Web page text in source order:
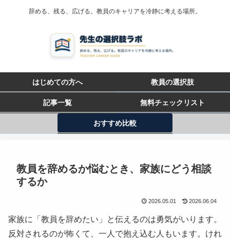
辞める、残る、広げる。教員のキャリアを冷静に考える場所。
はじめての方へ 教員の選択肢
記事一覧 無料チェックリスト
おすすめ比較
教員を辞めるか悩むとき、家族にどう相談
するか
2026.05.01 2026.06.04
家族に「教員を辞めたい」と伝えるのは勇気がいります。
反対されるのが怖くて、一人で抱え込む人もいます。けれ